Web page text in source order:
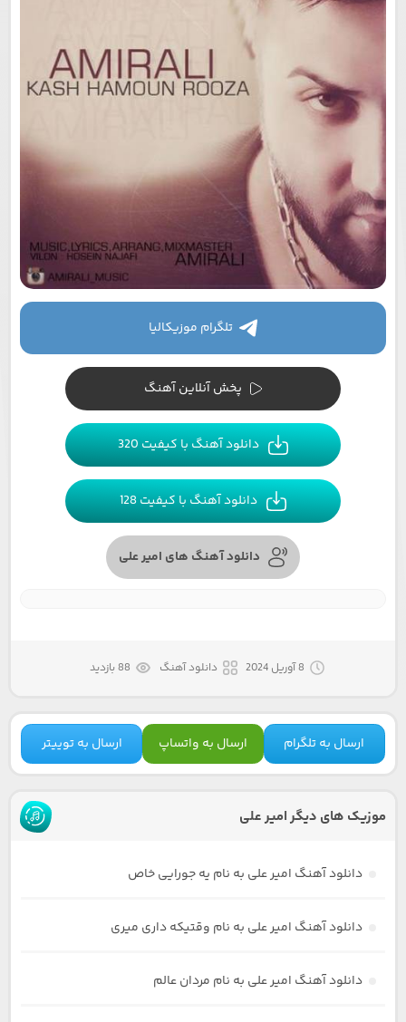
تلگرام موزیکالیا
پخش آنلاین آهنگ
دانلود آهنگ با کیفیت 320
دانلود آهنگ با کیفیت 128
دانلود آهنگ های امیر علی
8 آوریل 2024 دانلود آهنگ 88 بازدید
ارسال به تلگرام ارسال به واتساپ ارسال به توییتر
موزیک های دیگر امیر علی
دانلود آهنگ امیر علی به نام یه جورایی خاص
دانلود آهنگ امیر علی به نام وقتیکه داری میری
دانلود آهنگ امیر علی به نام مردان عالم